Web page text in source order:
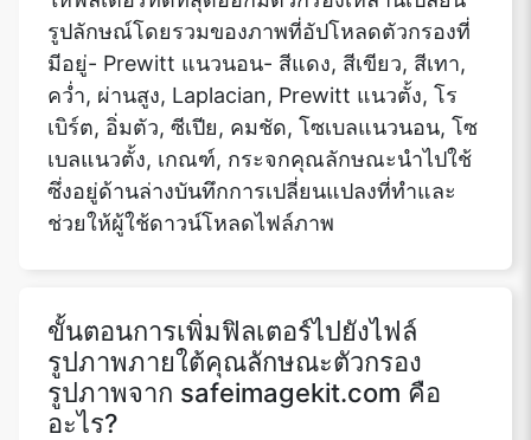
รูปลักษณ์โดยรวมของภาพที่อัปโหลดตัวกรองที่
มีอยู่- Prewitt แนวนอน- สีแดง, สีเขียว, สีเทา,
คว่ำ, ผ่านสูง, Laplacian, Prewitt แนวตั้ง, โร
เบิร์ต, อิ่มตัว, ซีเปีย, คมชัด, โซเบลแนวนอน, โซ
เบลแนวตั้ง, เกณฑ์, กระจกคุณลักษณะนำไปใช้
ซึ่งอยู่ด้านล่างบันทึกการเปลี่ยนแปลงที่ทำและ
ช่วยให้ผู้ใช้ดาวน์โหลดไฟล์ภาพ
ขั้นตอนการเพิ่มฟิลเตอร์ไปยังไฟล์
รูปภาพภายใต้คุณลักษณะตัวกรอง
รูปภาพจาก safeimagekit.com คือ
อะไร?